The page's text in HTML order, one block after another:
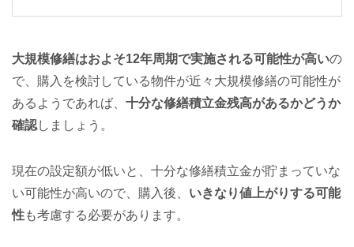
大規模修繕はおよそ12年周期で実施される可能性が高いの
で、購入を検討している物件が近々大規模修繕の可能性が
あるようであれば、 十分な修繕積立金残高があるかどうか
確認しましょう。
現在の設定額が低いと、十分な修繕積立金が貯まっていな
い可能性が高いので、購入後、 いきなり値上がりする可能
性も考慮する必要があります。